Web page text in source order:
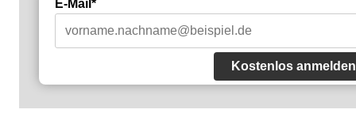
E-Mail*
Kostenlos anmelden